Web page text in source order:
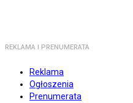
REKLAMA I PRENUMERATA
Reklama
Ogłoszenia
Prenumerata